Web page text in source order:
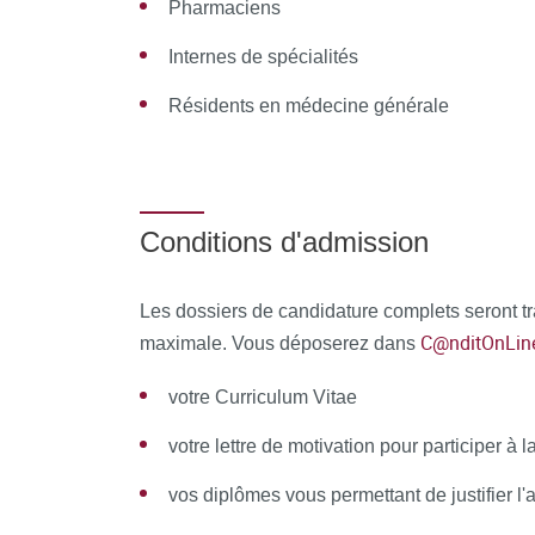
Au cours de la formation, le stagiaire émarge
À l’issue de la formation, le stagiaire remplit
Pharmaciens
Internes de spécialités
Résidents en médecine générale
Conditions d'admission
Les dossiers de candidature complets seront
maximale. Vous déposerez dans
votre Curriculum Vitae
votre lettre de motivation pour participer à
vos diplômes vous permettant de justifier